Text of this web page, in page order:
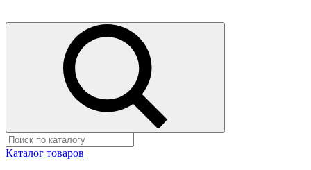
Каталог товаров